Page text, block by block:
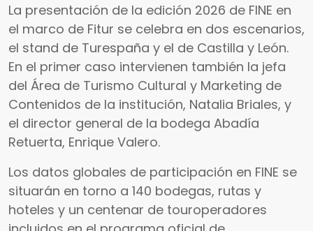
La presentación de la edición 2026 de FINE en
el marco de Fitur se celebra en dos escenarios,
el stand de Turespaña y el de Castilla y León.
En el primer caso intervienen también la jefa
del Área de Turismo Cultural y Marketing de
Contenidos de la institución, Natalia Briales, y
el director general de la bodega Abadía
Retuerta, Enrique Valero.
Los datos globales de participación en FINE se
situarán en torno a 140 bodegas, rutas y
hoteles y un centenar de touroperadores